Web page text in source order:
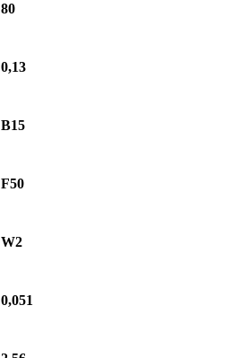
80
0,13
B15
F50
W2
0,051